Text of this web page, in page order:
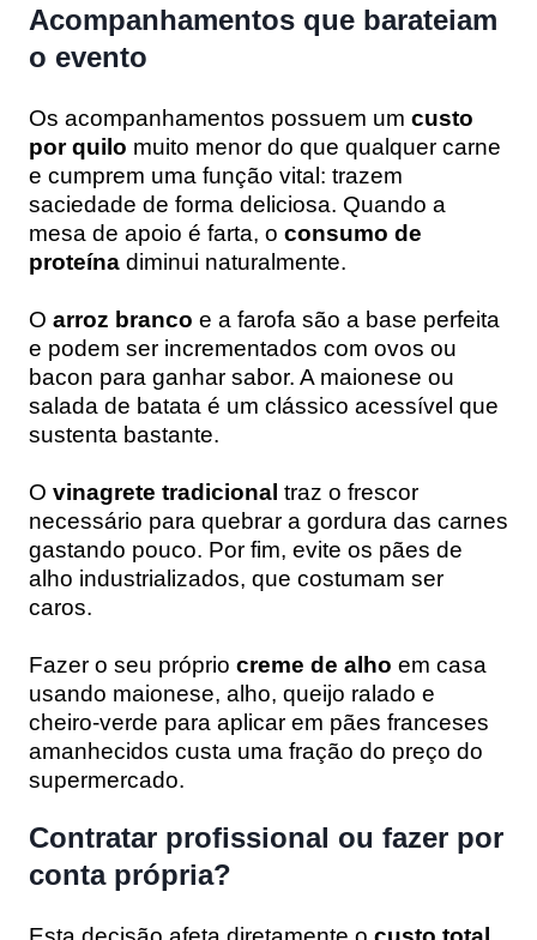
Acompanhamentos que barateiam
o evento
Os acompanhamentos possuem um custo
por quilo muito menor do que qualquer carne
e cumprem uma função vital: trazem
saciedade de forma deliciosa. Quando a
mesa de apoio é farta, o consumo de
proteína diminui naturalmente.
O arroz branco e a farofa são a base perfeita
e podem ser incrementados com ovos ou
bacon para ganhar sabor. A maionese ou
salada de batata é um clássico acessível que
sustenta bastante.
O vinagrete tradicional traz o frescor
necessário para quebrar a gordura das carnes
gastando pouco. Por fim, evite os pães de
alho industrializados, que costumam ser
caros.
Fazer o seu próprio creme de alho em casa
usando maionese, alho, queijo ralado e
cheiro-verde para aplicar em pães franceses
amanhecidos custa uma fração do preço do
supermercado.
Contratar profissional ou fazer por
conta própria?